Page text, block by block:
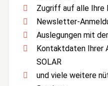
Zugriff auf alle Ihre
Newsletter-
Auslegungen mit
Kontaktdaten Ihrer
SOLAR
und viele weitere